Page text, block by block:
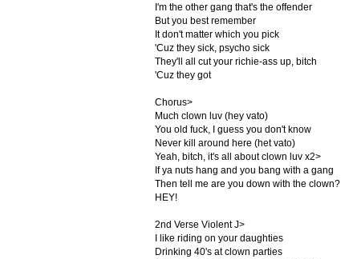
I'm the other gang that's the offender
But you best remember
It don't matter which you pick
'Cuz they sick, psycho sick
They'll all cut your richie-ass up, bitch
'Cuz they got
Chorus>
Much clown luv (hey vato)
You old fuck, I guess you don't know
Never kill around here (het vato)
Yeah, bitch, it's all about clown luv x2>
If ya nuts hang and you bang with a gang
Then tell me are you down with the clown?
HEY!
2nd Verse Violent J>
I like riding on your daughties
Drinking 40's at clown parties